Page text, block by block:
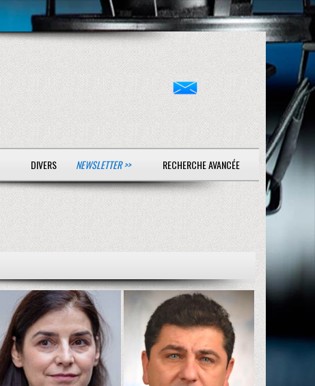
DIVERS NEWSLETTER >> RECHERCHE AVANCÉE